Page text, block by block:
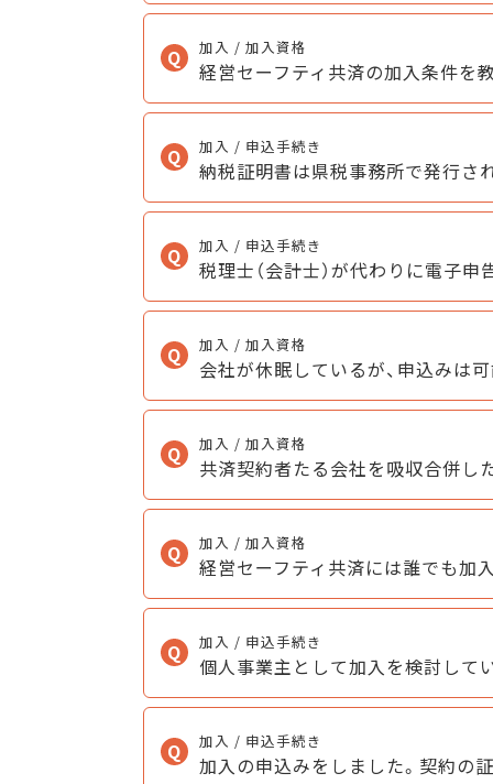
加入 / 加入資格
経営セーフティ共済の加入条件を
加入 / 申込手続き
納税証明書は県税事務所で発行さ
加入 / 申込手続き
税理士（会計士）が代わりに電子
加入 / 加入資格
会社が休眠しているが、申込みは
加入 / 加入資格
共済契約者たる会社を吸収合併し
加入 / 加入資格
経営セーフティ共済には誰でも加
加入 / 申込手続き
個人事業主として加入を検討して
加入 / 申込手続き
加入の申込みをしました。契約の